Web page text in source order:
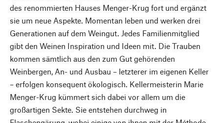
des renommierten Hauses Menger-­Krug fort und ergänzt
sie um neue Aspekte. Momentan leben und werken drei
Generationen auf dem Weingut. Jedes Familienmitglied
gibt den Weinen Inspiration und Ideen mit. Die Trauben
kommen sämtlich aus den zum Gut gehörenden
Weinbergen, An- und Ausbau – letzterer im eigenen Keller
– erfolgen konsequent ökologisch. Kellermeisterin Marie
Menger-Krug kümmert sich dabei vor allem um die
großartigen Sekte. Sie entstehen durchweg in